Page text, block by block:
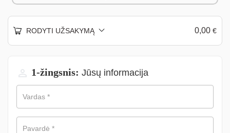
RODYTI UŽSAKYMĄ 0,00 €
1-žingsnis: Jūsų informacija
Vardas *
Pavardė *